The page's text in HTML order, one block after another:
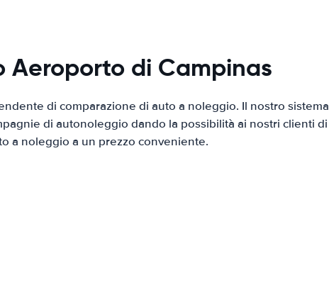
Aeroporto di Campinas
di comparazione di auto a noleggio. Il nostro sistema
di autonoleggio dando la possibilità ai nostri clienti di
a noleggio a un prezzo conveniente.